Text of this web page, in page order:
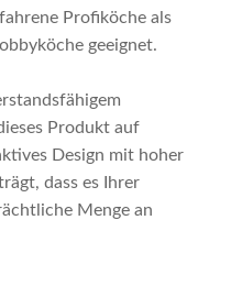
Profiköche als
geeignet.
Produkt auf
Design mit hoher
dass es Ihrer
Menge an